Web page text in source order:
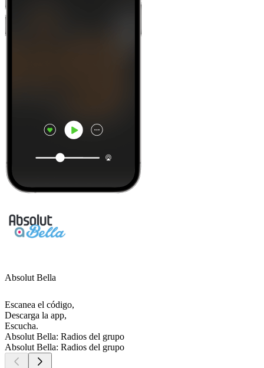
Absolut Bella
Escanea el código,
Descarga la app,
Escucha.
Absolut Bella: Radios del grupo
Absolut Bella: Radios del grupo